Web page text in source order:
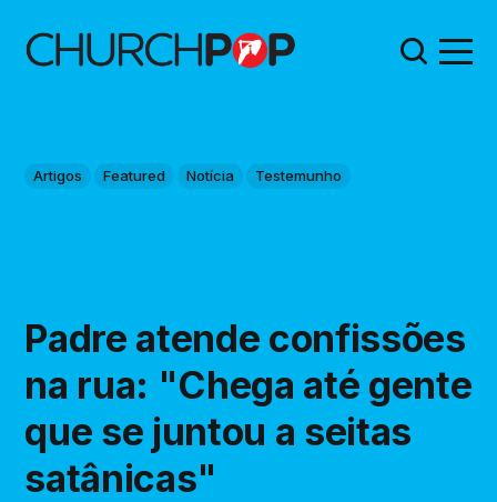
Artigos Featured Notícia Testemunho
Padre atende confissões
na rua: "Chega até gente
que se juntou a seitas
satânicas"